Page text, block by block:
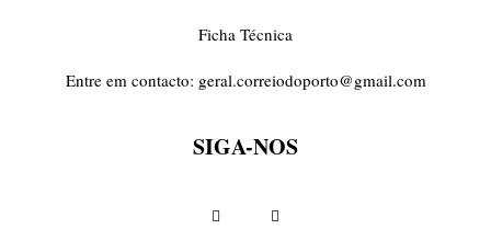
Ficha Técnica
Entre em contacto: geral.correiodoporto@gmail.com
SIGA-NOS